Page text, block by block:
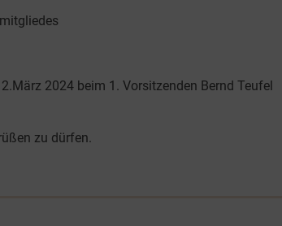
2024 beim 1. Vorsitzenden Bernd Teufel
zu dürfen.